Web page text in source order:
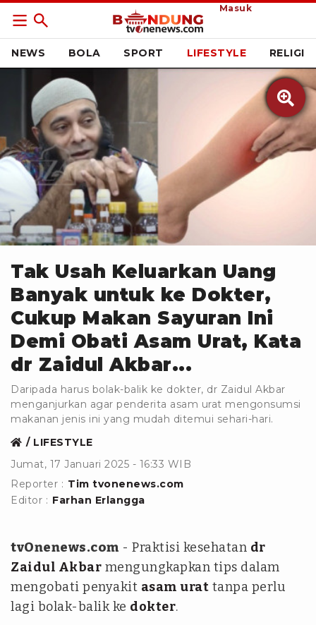
Masuk
NEWS BOLA SPORT LIFESTYLE RELIGI

Kolase tvOnenews
Tak Usah Keluarkan Uang
Banyak untuk ke Dokter,
Cukup Makan Sayuran Ini
Demi Obati Asam Urat, Kata
dr Zaidul Akbar...
Daripada harus bolak-balik ke dokter, dr Zaidul Akbar
menganjurkan agar penderita asam urat mengonsumsi
makanan jenis ini yang mudah ditemui sehari-hari.
LIFESTYLE
Jumat, 17 Januari 2025 - 16:33 WIB
Reporter : Tim tvonenews.com
Editor : Farhan Erlangga
tvOnenews.com - Praktisi kesehatan dr
Zaidul Akbar mengungkapkan tips dalam
mengobati penyakit asam urat tanpa perlu
lagi bolak-balik ke dokter.